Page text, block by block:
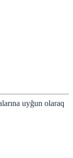
uyğun olaraq